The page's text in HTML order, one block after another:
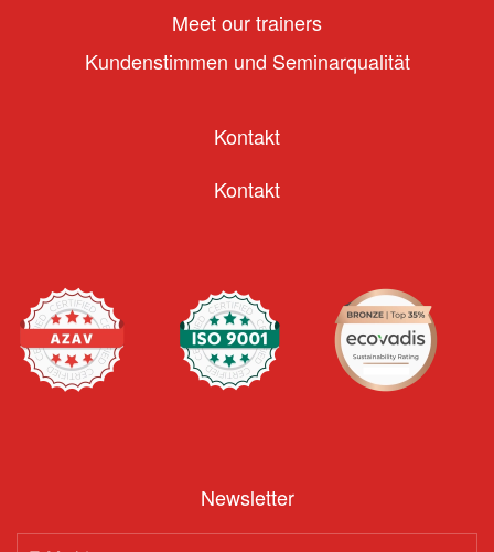
Meet our trainers
Kundenstimmen und Seminarqualität
Kontakt
Kontakt
Newsletter